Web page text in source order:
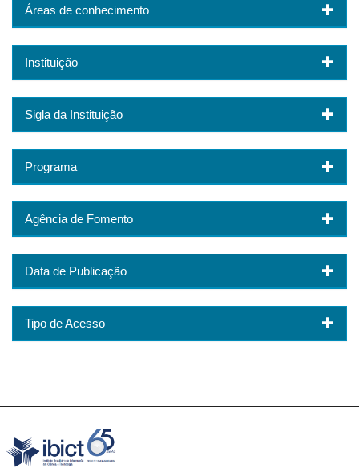
Áreas de conhecimento
Instituição
Sigla da Instituição
Programa
Agência de Fomento
Data de Publicação
Tipo de Acesso